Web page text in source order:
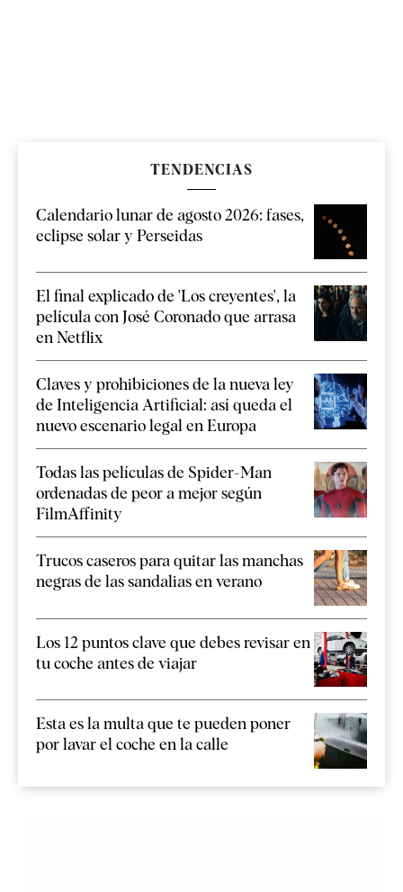
TENDENCIAS
Calendario lunar de agosto 2026: fases,
eclipse solar y Perseidas
El final explicado de 'Los creyentes', la
película con José Coronado que arrasa
en Netflix
Claves y prohibiciones de la nueva ley
de Inteligencia Artificial: así queda el
nuevo escenario legal en Europa
Todas las películas de Spider-Man
ordenadas de peor a mejor según
FilmAffinity
Trucos caseros para quitar las manchas
negras de las sandalias en verano
Los 12 puntos clave que debes revisar en
tu coche antes de viajar
Esta es la multa que te pueden poner
por lavar el coche en la calle